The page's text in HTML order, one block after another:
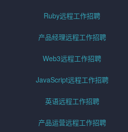
Ruby远程工作招聘
产品经理远程工作招聘
Web3远程工作招聘
JavaScript远程工作招聘
英语远程工作招聘
产品运营远程工作招聘